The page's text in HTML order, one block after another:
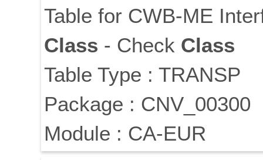
Table for CWB-ME
Class - Check Class
Table Type : TRANSP
Package : CNV_00300
Module : CA-EUR